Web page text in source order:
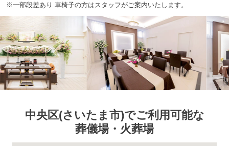
※一部段差あり 車椅子の方はスタッフがご案内いたします。
中央区(さいたま市)でご利用可能な
葬儀場・火葬場